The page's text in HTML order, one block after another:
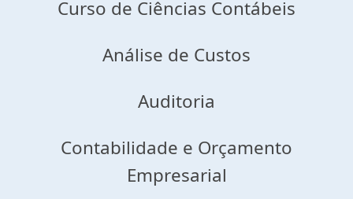
Curso de Ciências Contábeis
Análise de Custos
Auditoria
Contabilidade e Orçamento
Empresarial